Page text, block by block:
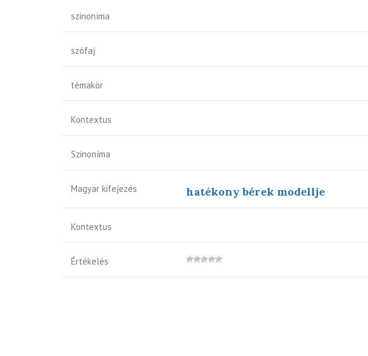
szinoníma
szófaj
témakör
Kontextus
Szinoníma
Magyar kifejezés hatékony bérek modellje
Kontextus
Értékelés